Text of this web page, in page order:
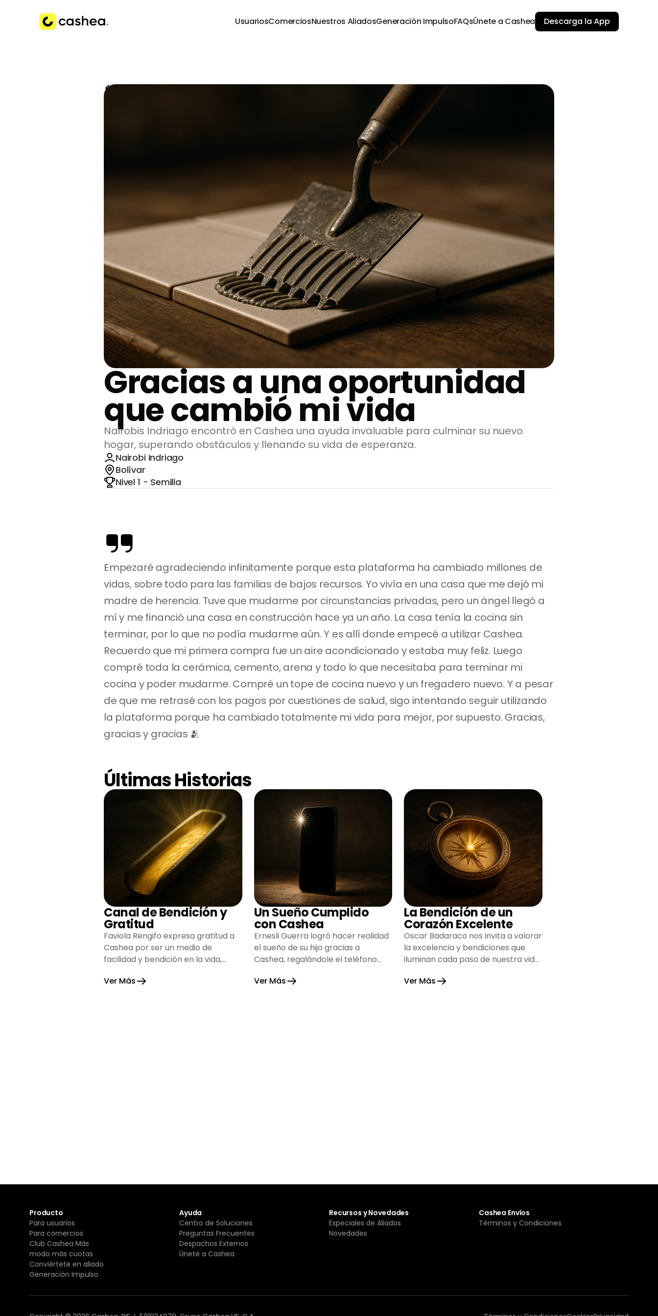
UsuariosComerciosNuestros AliadosGeneración ImpulsoFAQsÚnete a Cashea Descarga la App
Volver a Historias
Gracias a una oportunidad
que cambió mi vida
Nairobis Indriago encontró en Cashea una ayuda invaluable para culminar su nuevo
hogar, superando obstáculos y llenando su vida de esperanza.
Nairobi Indriago
Bolívar
Nivel 1 - Semilla
Empezaré agradeciendo infinitamente porque esta plataforma ha cambiado millones de
vidas, sobre todo para las familias de bajos recursos. Yo vivía en una casa que me dejó mi
madre de herencia. Tuve que mudarme por circunstancias privadas, pero un ángel llegó a
mí y me financió una casa en construcción hace ya un año. La casa tenía la cocina sin
terminar, por lo que no podía mudarme aún. Y es allí donde empecé a utilizar Cashea.
Recuerdo que mi primera compra fue un aire acondicionado y estaba muy feliz. Luego
compré toda la cerámica, cemento, arena y todo lo que necesitaba para terminar mi
cocina y poder mudarme. Compré un tope de cocina nuevo y un fregadero nuevo. Y a pesar
de que me retrasé con los pagos por cuestiones de salud, sigo intentando seguir utilizando
la plataforma porque ha cambiado totalmente mi vida para mejor, por supuesto. Gracias,
gracias y gracias 🫂
Últimas Historias
Canal de Bendición y
Gratitud
Faviola Rengifo expresa gratitud a
Cashea por ser un medio de
facilidad y bendición en la vida,
esperanza.
Ver Más
Un Sueño Cumplido
con Cashea
Ernesli Guerra logró hacer realidad
el sueño de su hijo gracias a
Cashea, regalándole el teléfono
alegría su hogar.
Ver Más
La Bendición de un
Corazón Excelente
Oscar Badaraco nos invita a valorar
la excelencia y bendiciones que
iluminan cada paso de nuestra vida,
gratitud y fortaleza.
Ver Más
Producto
Para usuarios
Para comercios
Club Cashea Más
modo más cuotas
Conviértete en aliado
Generación Impulso
Ayuda
Centro de Soluciones
Preguntas Frecuentes
Despachos Externos
Únete a Cashea
Recursos y Novedades
Especiales de Aliados
Novedades
Cashea Envíos
Términos y Condiciones